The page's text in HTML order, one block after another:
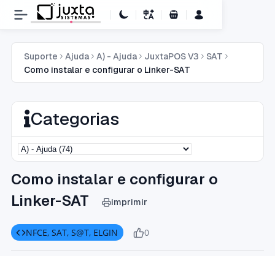
Carrinho de Compras
Suporte Ajuda A) - Ajuda JuxtaPOS V3
SAT
Como instalar e configurar o Linker-SAT
Categorias
Como instalar e configurar o
Linker-SAT
imprimir
NFCE, SAT, S@T, ELGIN 0